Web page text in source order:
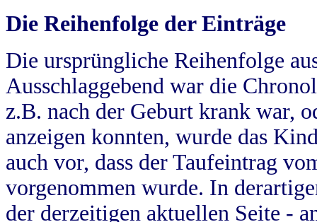
Die Reihenfolge der Einträge
Die ursprüngliche Reihenfolge
Ausschlaggebend war die
z.B. nach der Geburt krank war,
anzeigen konnten, wurde das
auch vor, dass der Taufeintrag
vorgenommen wurde. In
der derzeitigen aktuellen Seite -